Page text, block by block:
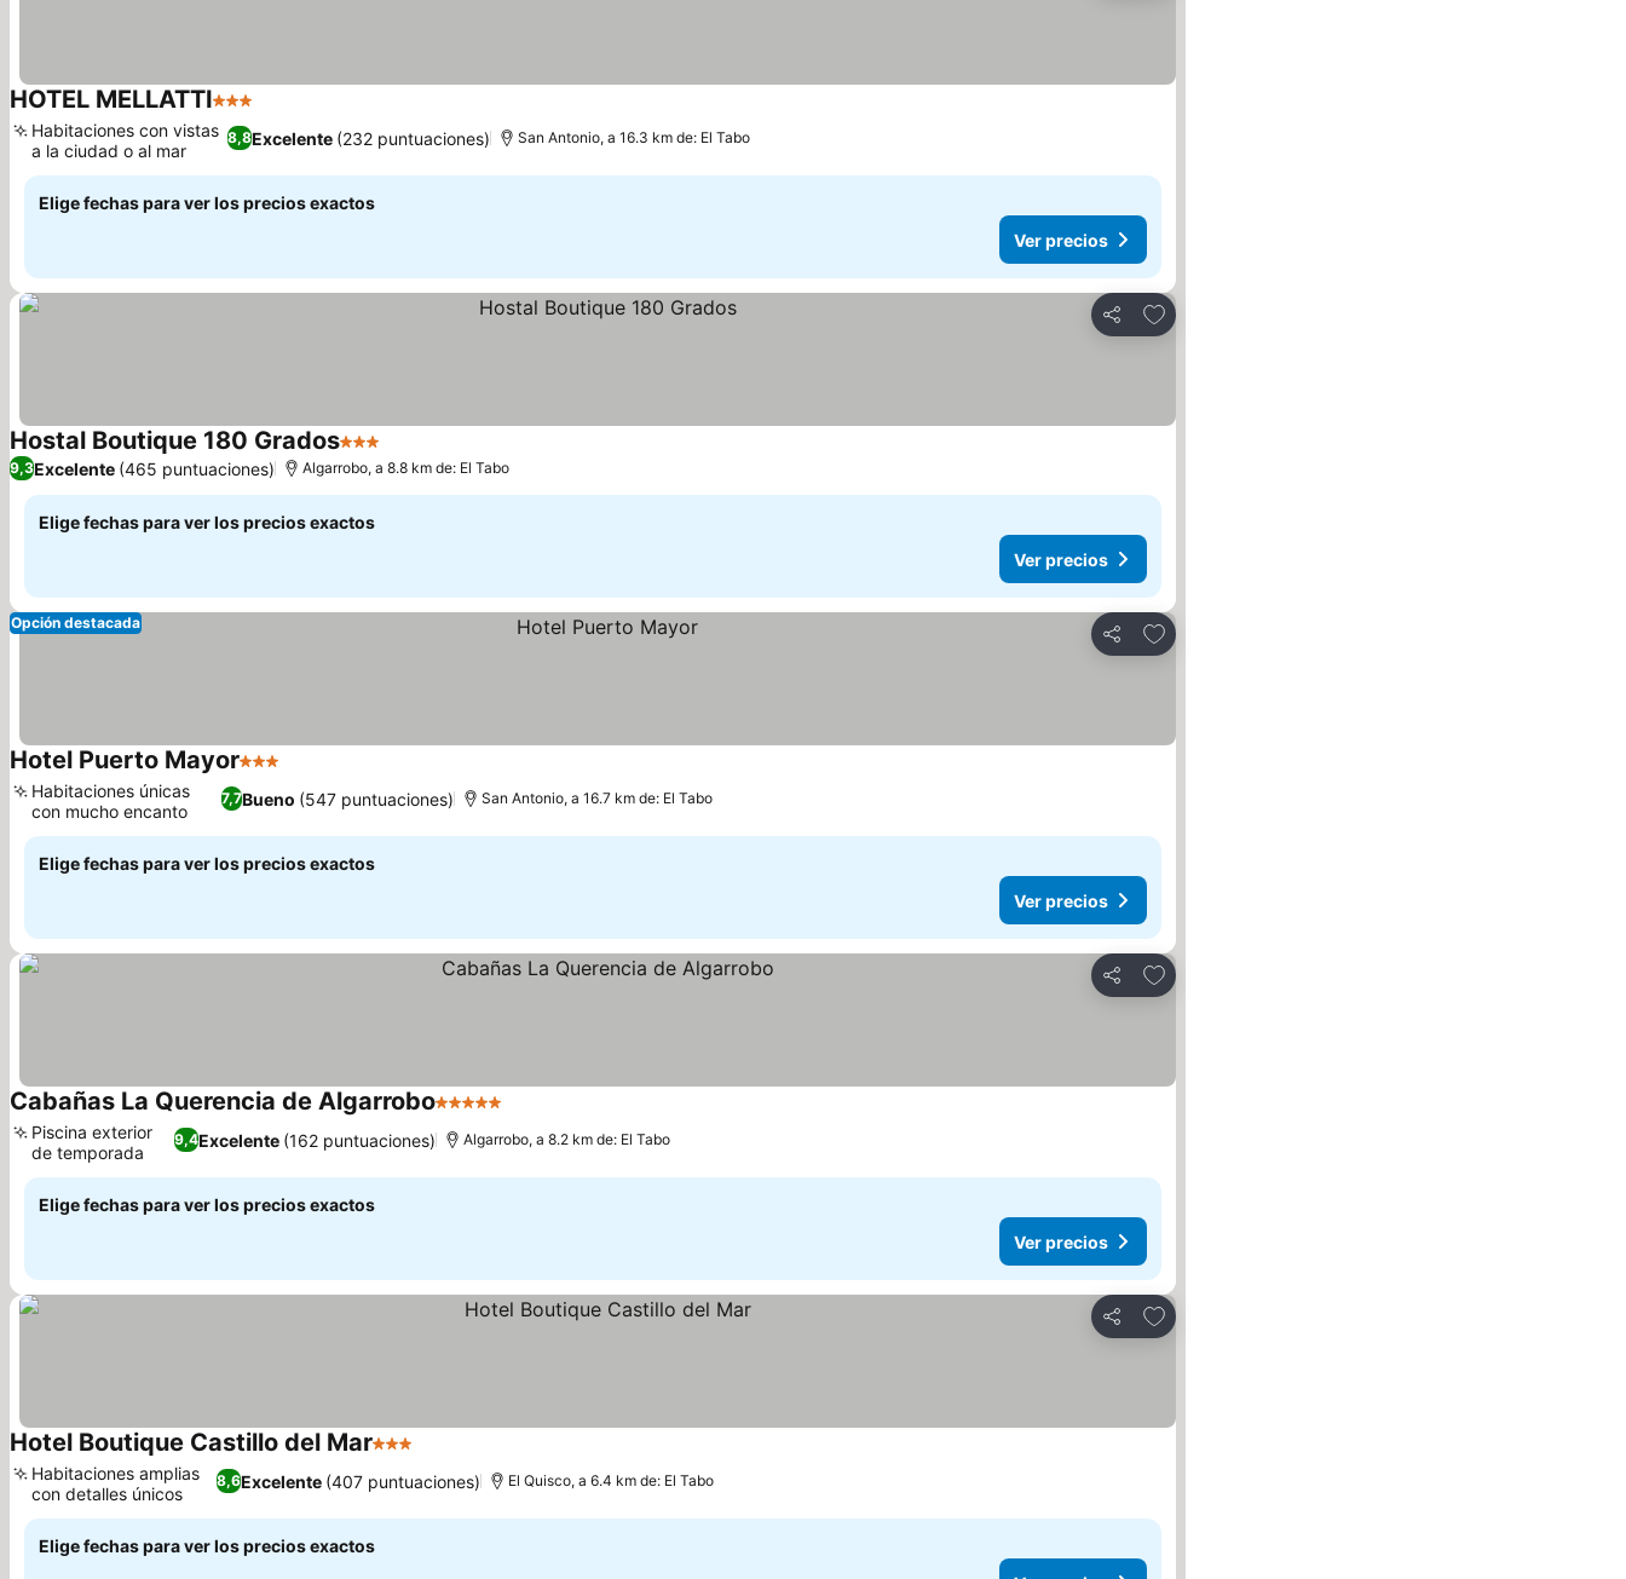
HOTEL MELLATTI3 Estrellas
8,8Excelente (232 puntuaciones)
Habitaciones con vistas
a la ciudad o al mar
San Antonio, a 16.3 km de: El Tabo
Elige fechas para ver los precios exactos
Ver precios
Compartir
Agregar a favoritos
Hostal Boutique 180 Grados3 Estrellas
9,3Excelente (465 puntuaciones) Algarrobo, a 8.8 km de: El Tabo
Elige fechas para ver los precios exactos
Ver precios
Compartir
Agregar a favoritos
Opción destacada
Hotel Puerto Mayor3 Estrellas
7,7Bueno (547 puntuaciones)
Habitaciones únicas
con mucho encanto
San Antonio, a 16.7 km de: El Tabo
Elige fechas para ver los precios exactos
Ver precios
Compartir
Agregar a favoritos
Cabañas La Querencia de Algarrobo5 Estrellas
9,4Excelente (162 puntuaciones)
Piscina exterior
de temporada
Algarrobo, a 8.2 km de: El Tabo
Elige fechas para ver los precios exactos
Ver precios
Compartir
Agregar a favoritos
Hotel Boutique Castillo del Mar3 Estrellas
8,6Excelente (407 puntuaciones)
Habitaciones amplias
con detalles únicos
El Quisco, a 6.4 km de: El Tabo
Elige fechas para ver los precios exactos